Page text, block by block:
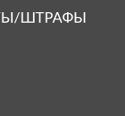
ШТРАФЫ